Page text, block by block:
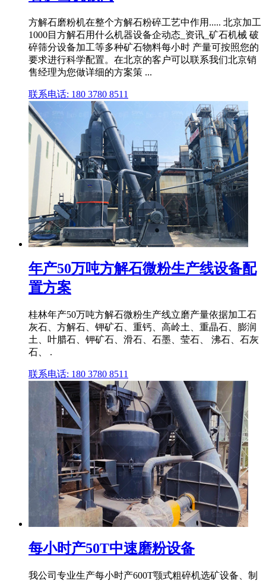
方解石磨粉机在整个方解石粉碎工艺中作用..... 北京加工
1000目方解石用什么机器设备企动态_资讯_矿石机械 破
碎筛分设备加工等多种矿石物料每小时 产量可按照您的
要求进行科学配置。在北京的客户可以联系我们北京销
售经理为您做详细的方案策 ...
联系电话: 180 3780 8511
年产50万吨方解石微粉生产线设备配
置方案
桂林年产50万吨方解石微粉生产线立磨产量依据加工石
灰石、方解石、钾矿石、重钙、高岭土、重晶石、膨润
土、叶腊石、钾矿石、滑石、石墨、莹石、 沸石、石灰
石、 .
联系电话: 180 3780 8511
每小时产50T中速磨粉设备
我公司专业生产每小时产600T颚式粗碎机选矿设备、制